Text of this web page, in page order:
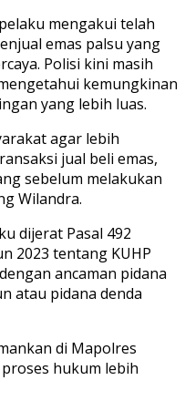
mengakui telah
emas palsu yang
Polisi kini masih
kemungkinan
yang lebih luas.
agar lebih
jual beli emas,
sebelum melakukan
Wilandra.
dijerat Pasal 492
2023 tentang KUHP
ancaman pidana
atau pidana denda
di Mapolres
hukum lebih